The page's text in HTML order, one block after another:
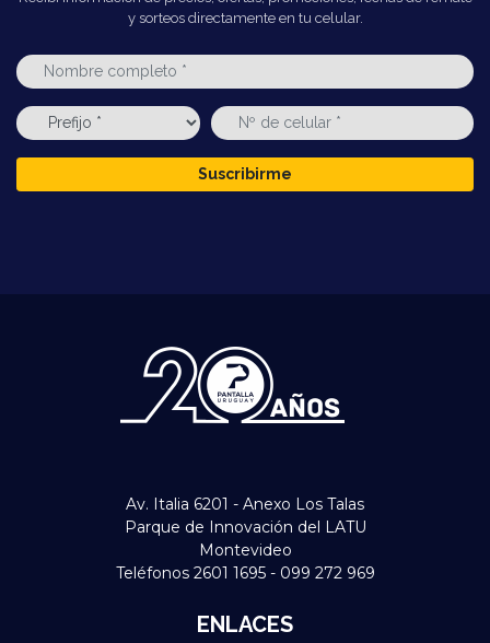
y sorteos directamente en tu celular.
Suscribirme
Av. Italia 6201 - Anexo Los Talas
Parque de Innovación del LATU
Montevideo
Teléfonos 2601 1695 - 099 272 969
ENLACES